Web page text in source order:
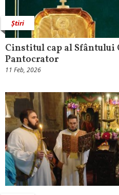
Știri
Cinstitul cap al Sfântului
Pantocrator
11 Feb, 2026